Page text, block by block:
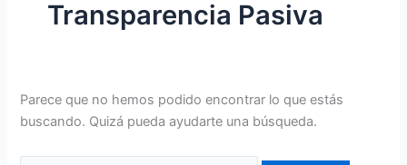
Transparencia Pasiva
Parece que no hemos podido encontrar lo que estás
buscando. Quizá pueda ayudarte una búsqueda.